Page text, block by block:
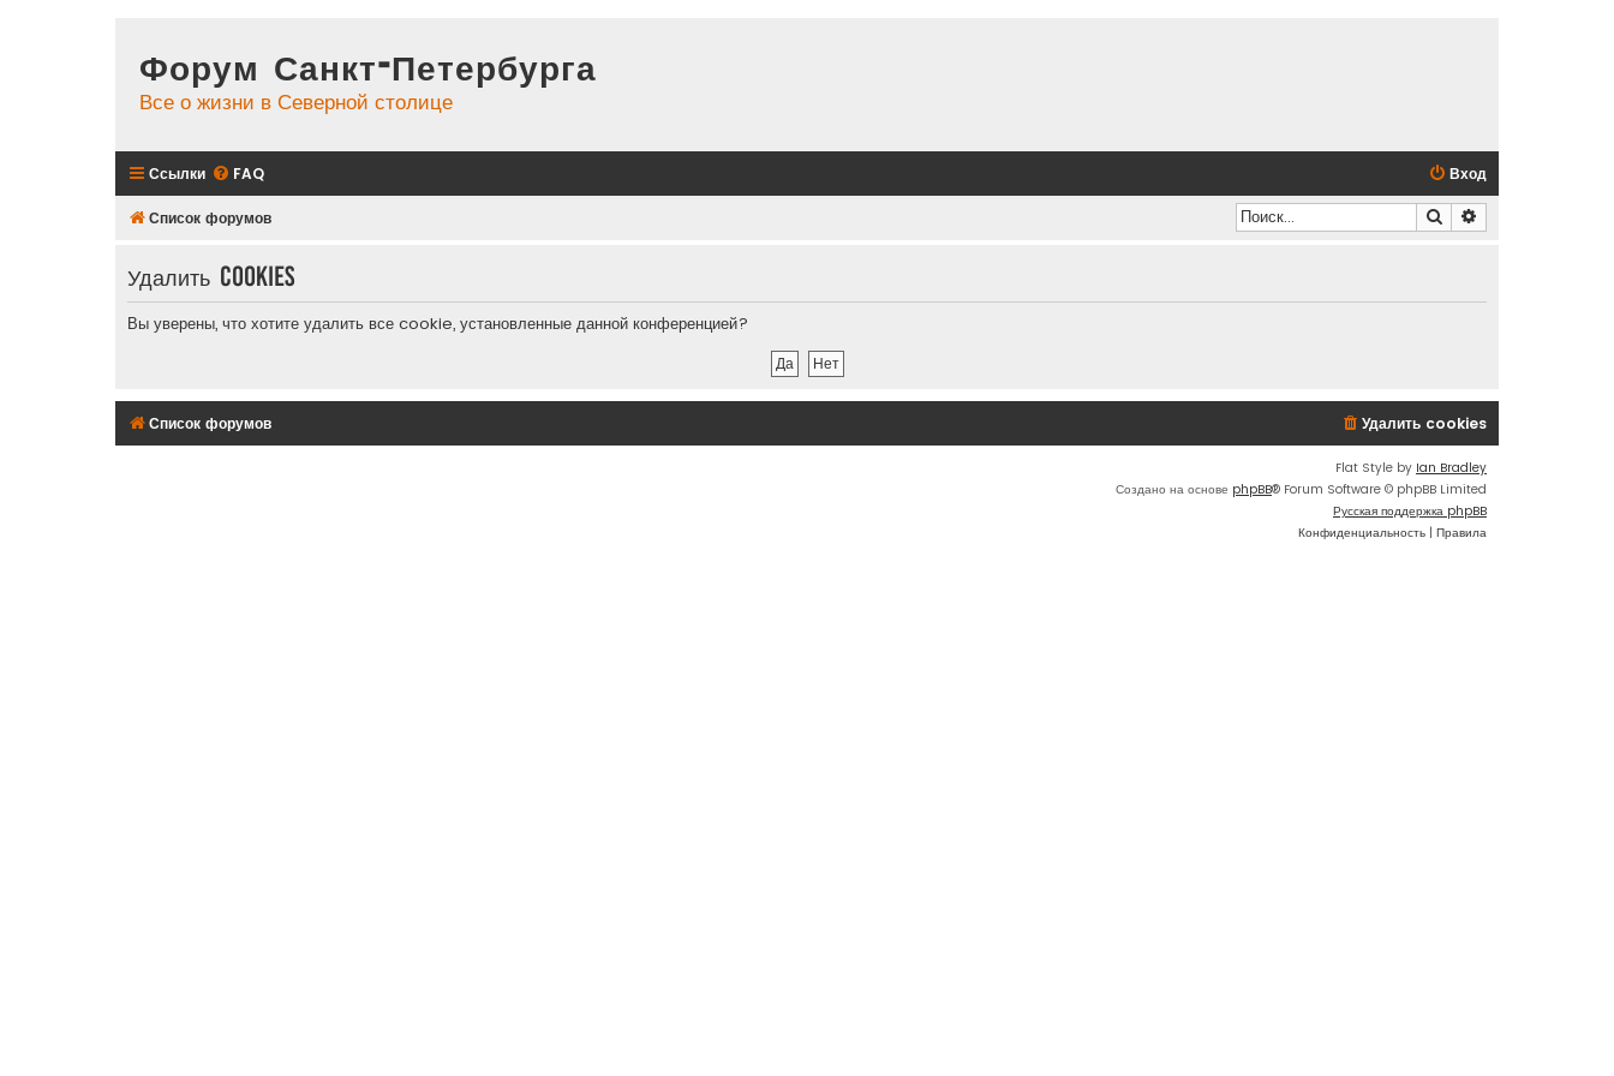
Форум Санкт-Петербурга
Все о жизни в Северной столице
Ссылки FAQ Вход
Список форумов Поиск
Удалить cookies
Вы уверены, что хотите удалить все cookie, установленные данной конференцией?
Список форумов Удалить cookies
Flat Style by Ian Bradley
Создано на основе phpBB® Forum Software © phpBB Limited
Русская поддержка phpBB
Конфиденциальность | Правила